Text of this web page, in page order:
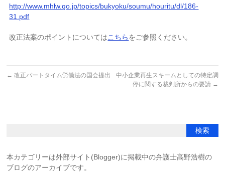
http://www.mhlw.go.jp/topics/bukyoku/soumu/houritu/dl/186-
31.pdf
改正法案のポイントについてはこちらをご参照ください。
← 改正パートタイム労働法の国会提出
中小企業再生スキームとしての特定調
停に関する裁判所からの要請 →
本カテゴリーは外部サイト(Blogger)に掲載中の弁護士高野浩樹の
ブログのアーカイブです。